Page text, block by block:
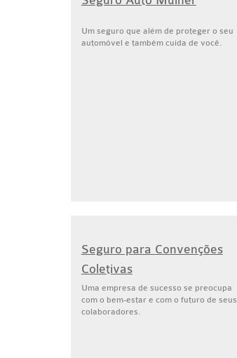
Um seguro que além de proteger o seu
automóvel e também cuida de você.
Seguro para Convenções
Coletivas
Uma empresa de sucesso se preocupa
com o bem-estar e com o futuro de seus
colaboradores.